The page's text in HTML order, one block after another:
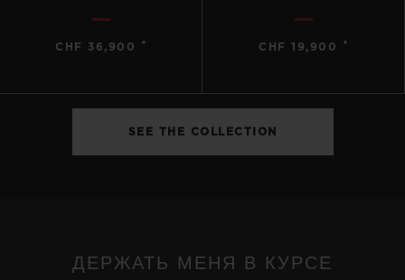
CHF 36,900 • CHF 19,900 •
SEE THE COLLECTION
ДЕРЖАТЬ МЕНЯ В КУРСЕ